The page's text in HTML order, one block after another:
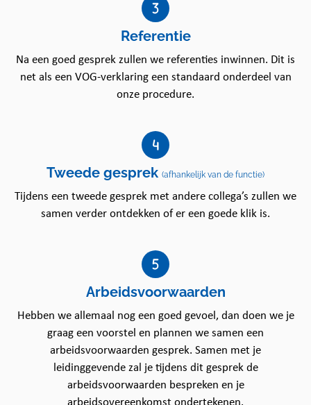
Wmo en hebben vanwege leeftijd, ziekte of
beperking of een operatie huishoudelijke
ondersteuning nodig hebben. Dit doe je door de
huishoudelijke taken (deels) over te nemen die zij
niet zelf meer kunnen uitvoeren. Je zorgt ervoor dat
dat de woning schoon en leefbaar is en laat je
De werkzaamheden bestaan bijvoorbeeld uit
stofzuigen, dweilen en het afnemen van sanitair.
signaleer je ook veranderingen in de leefomgeving
van cliënten die je bespreekt met de client en
zorgcoördinator. Je werkt zelfstandig, hebt oog voor
aan het huishouden en het welzijn van deze mensen.
Dit maakt het werk erg bijzonder, want mede dankzij
jouw hulp kunnen cliënten langer zelfstandig thuis
zelfredzaamheid.
Wie ben jij?
Je bent woonachtig in de omgeving van
Pijnacker-Nootdorp en beschikt over eigen
Referentie
Na een goed gesprek zullen we referenties inwinnen. Dit is
net als een VOG-verklaring een standaard onderdeel van
onze procedure.
Tweede gesprek (afhankelijk van de functie)
Tijdens een tweede gesprek met andere collega’s zullen we
samen verder ontdekken of er een goede klik is.
Arbeidsvoorwaarden
Hebben we allemaal nog een goed gevoel, dan doen we je
graag een voorstel en plannen we samen een
arbeidsvoorwaarden gesprek. Samen met je
leidinggevende zal je tijdens dit gesprek de
arbeidsvoorwaarden bespreken en je
arbeidsovereenkomst ondertekenen.